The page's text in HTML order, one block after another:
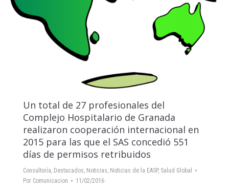
Un total de 27 profesionales del
Complejo Hospitalario de Granada
realizaron cooperación internacional en
2015 para las que el SAS concedió 551
días de permisos retribuidos
Consultoría, Destacados, Noticias, Noticias de la EASP, Salud Global
Por Comunicacion 11/02/2016